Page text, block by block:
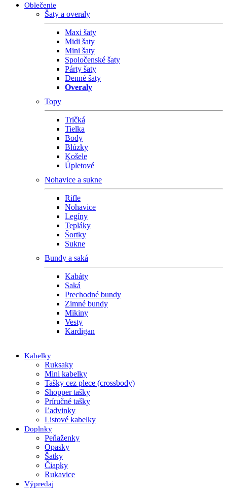
Oblečenie
Šaty a overaly
Maxi šaty
Midi šaty
Mini šaty
Spoločenské šaty
Párty šaty
Denné šaty
Overaly
Topy
Tričká
Tielka
Body
Blúzky
Košele
Úpletové
Nohavice a sukne
Rifle
Nohavice
Legíny
Tepláky
Šortky
Sukne
Bundy a saká
Kabáty
Saká
Prechodné bundy
Zimné bundy
Mikiny
Vesty
Kardigan
Kabelky
Ruksaky
Mini kabelky
Tašky cez plece (crossbody)
Shopper tašky
Príručné tašky
Ľadvinky
Listové kabelky
Doplnky
Peňaženky
Opasky
Šatky
Čiapky
Rukavice
Výpredaj